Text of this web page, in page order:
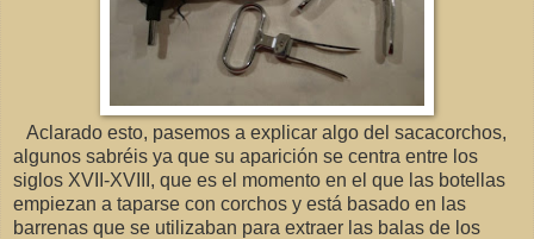
Aclarado esto, pasemos a explicar algo del sacacorchos,
algunos sabréis ya que su aparición se centra entre los
siglos XVII-XVIII, que es el momento en el que las botellas
empiezan a taparse con corchos y está basado en las
barrenas que se utilizaban para extraer las balas de los